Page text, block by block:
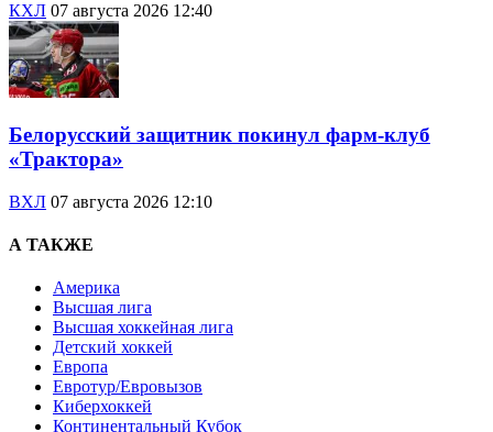
КХЛ 07 августа 2026 12:40
Белорусский защитник покинул фарм-клуб
«Трактора»
ВХЛ 07 августа 2026 12:10
А ТАКЖЕ
Америка
Высшая лига
Высшая хоккейная лига
Детский хоккей
Европа
Евротур/Евровызов
Киберхоккей
Континентальный Кубок